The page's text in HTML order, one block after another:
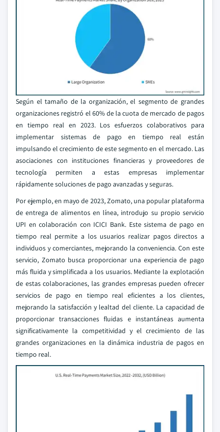
Según el tamaño de la organización, el segmento de grandes
organizaciones registró el 60% de la cuota de mercado de pagos
en tiempo real en 2023. Los esfuerzos colaborativos para
implementar sistemas de pago en tiempo real están
impulsando el crecimiento de este segmento en el mercado. Las
asociaciones con instituciones financieras y proveedores de
tecnología permiten a estas empresas implementar
rápidamente soluciones de pago avanzadas y seguras.
Por ejemplo, en mayo de 2023, Zomato, una popular plataforma
de entrega de alimentos en línea, introdujo su propio servicio
UPI en colaboración con ICICI Bank. Este sistema de pago en
tiempo real permite a los usuarios realizar pagos directos a
individuos y comerciantes, mejorando la conveniencia. Con este
servicio, Zomato busca proporcionar una experiencia de pago
más fluida y simplificada a los usuarios. Mediante la explotación
de estas colaboraciones, las grandes empresas pueden ofrecer
servicios de pago en tiempo real eficientes a los clientes,
mejorando la satisfacción y lealtad del cliente. La capacidad de
proporcionar transacciones fluidas e instantáneas aumenta
significativamente la competitividad y el crecimiento de las
grandes organizaciones en la dinámica industria de pagos en
tiempo real.